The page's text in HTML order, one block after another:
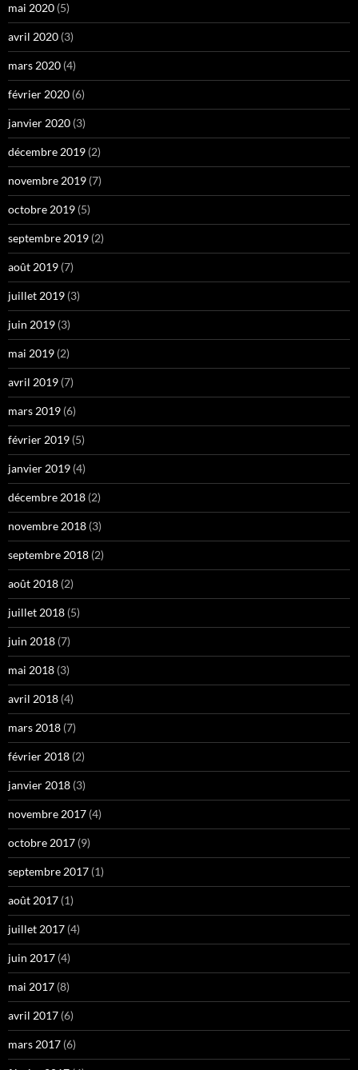
mai 2020 (5)
avril 2020 (3)
mars 2020 (4)
février 2020 (6)
janvier 2020 (3)
décembre 2019 (2)
novembre 2019 (7)
octobre 2019 (5)
septembre 2019 (2)
août 2019 (7)
juillet 2019 (3)
juin 2019 (3)
mai 2019 (2)
avril 2019 (7)
mars 2019 (6)
février 2019 (5)
janvier 2019 (4)
décembre 2018 (2)
novembre 2018 (3)
septembre 2018 (2)
août 2018 (2)
juillet 2018 (5)
juin 2018 (7)
mai 2018 (3)
avril 2018 (4)
mars 2018 (7)
février 2018 (2)
janvier 2018 (3)
novembre 2017 (4)
octobre 2017 (9)
septembre 2017 (1)
août 2017 (1)
juillet 2017 (4)
juin 2017 (4)
mai 2017 (8)
avril 2017 (6)
mars 2017 (6)